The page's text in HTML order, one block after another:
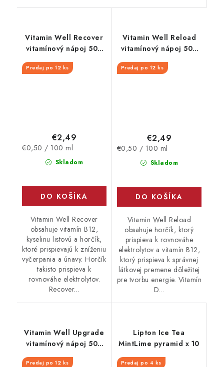
Vitamin Well Recover
vitamínový nápoj 500
Predaj po 12 ks
Skladom
€2,49
Jednotková
€0,50 / 100 ml
DO KOŠÍKA
Vitamin Well Recover
obsahuje vitamín B12,
kyselinu listovú a horčík,
ktoré prispievajú k zníženiu
vyčerpania a únavy. Horčík
takisto prispieva k
rovnováhe elektrolytov.
Recover...
Vitamin Well Reload
vitamínový nápoj 500
Predaj po 12 ks
Skladom
€2,49
Jednotková
€0,50 / 100 ml
DO KOŠÍKA
Vitamin Well Reload
obsahuje horčík, ktorý
prispieva k rovnováhe
elektrolytov a vitamín B12,
ktorý prispieva k správnej
látkovej premene dôležitej
pre tvorbu energie. Vitamín
D...
Vitamin Well Upgrade
vitamínový nápoj 500
Predaj po 12 ks
Lipton Ice Tea
MintLime pyramid x 10
Predaj po 4 ks